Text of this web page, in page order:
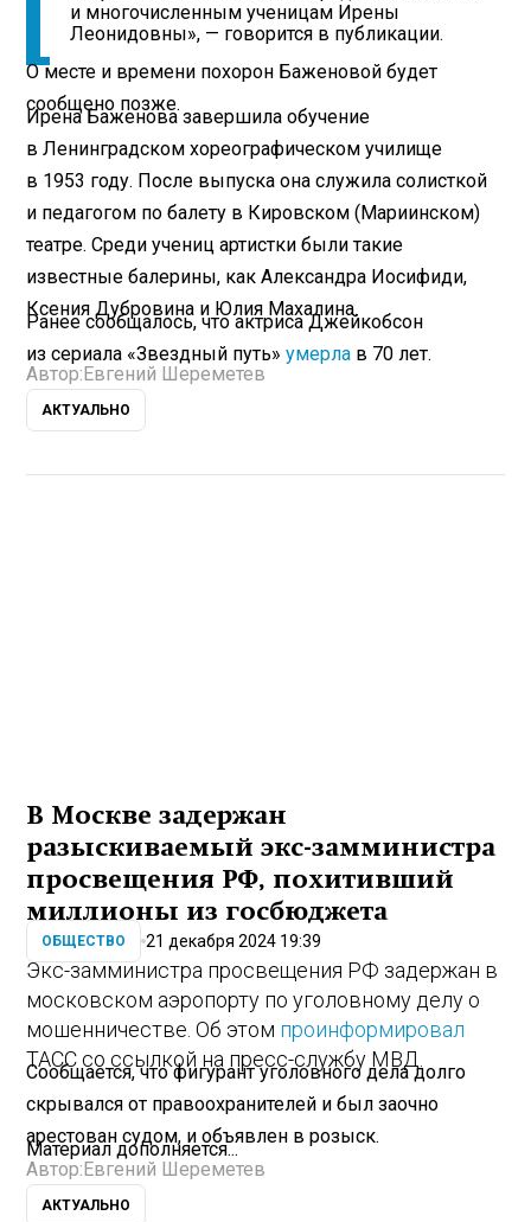
и многочисленным ученицам Ирены
Леонидовны», — говорится в публикации.
О месте и времени похорон Баженовой будет
сообщено позже.
Ирена Баженова завершила обучение
в Ленинградском хореографическом училище
в 1953 году. После выпуска она служила солисткой
и педагогом по балету в Кировском (Мариинском)
театре. Среди учениц артистки были такие
известные балерины, как Александра Иосифиди,
Ксения Дубровина и Юлия Махалина.
Ранее сообщалось, что актриса Джейкобсон
из сериала «Звездный путь»умерла в 70 лет.
Автор: Евгений Шереметев
АКТУАЛЬНО
В Москве задержан
разыскиваемый экс-замминистра
просвещения РФ, похитивший
миллионы из госбюджета
ОБЩЕСТВО 21 декабря 2024 19:39
Экс-замминистра просвещения РФ задержан в
московском аэропорту по уголовному делу о
мошенничестве. Об этом проинформировал
ТАСС со ссылкой на пресс-службу МВД.
Сообщается, что фигурант уголовного дела долго
скрывался от правоохранителей и был заочно
арестован судом, и объявлен в розыск.
Материал дополняется...
Автор:Евгений Шереметев
АКТУАЛЬНО